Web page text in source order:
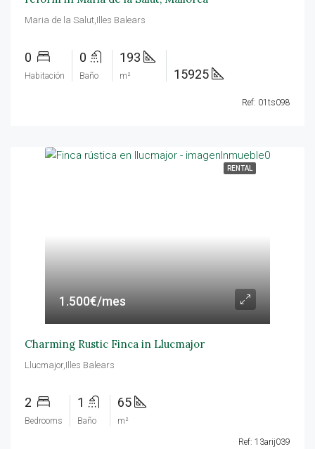
Maria de la Salut,Illes Balears
0
Habitación
0
Baño
193
m² 15925
Ref: 01ts098
RENTAL
1.500€/mes
Charming Rustic Finca in Llucmajor
Llucmajor,Illes Balears
2
Bedrooms
1
Baño
65
m²
Ref: 13arij039